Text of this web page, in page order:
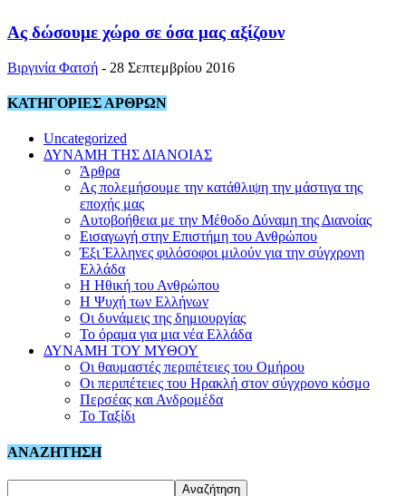
Ας δώσουμε χώρο σε όσα μας αξίζουν
Βιργινία Φατσή - 28 Σεπτεμβρίου 2016
ΚΑΤΗΓΟΡΙΕΣ ΑΡΘΡΩΝ
Uncategorized
ΔΥΝΑΜΗ ΤΗΣ ΔΙΑΝΟΙΑΣ
Άρθρα
Ας πολεμήσουμε την κατάθλιψη την μάστιγα της
εποχής μας
Αυτοβοήθεια με την Μέθοδο Δύναμη της Διανοίας
Εισαγωγή στην Επιστήμη του Ανθρώπου
Έξι Έλληνες φιλόσοφοι μιλούν για την σύγχρονη
Ελλάδα
Η Ηθική του Ανθρώπου
Η Ψυχή των Ελλήνων
Οι δυνάμεις της δημιουργίας
Το όραμα για μια νέα Ελλάδα
ΔΥΝΑΜΗ ΤΟΥ ΜΥΘΟΥ
Οι θαυμαστές περιπέτειες του Ομήρου
Οι περιπέτειες του Ηρακλή στον σύγχρονο κόσμο
Περσέας και Ανδρομέδα
Το Ταξίδι
ΑΝΑΖΗΤΗΣΗ